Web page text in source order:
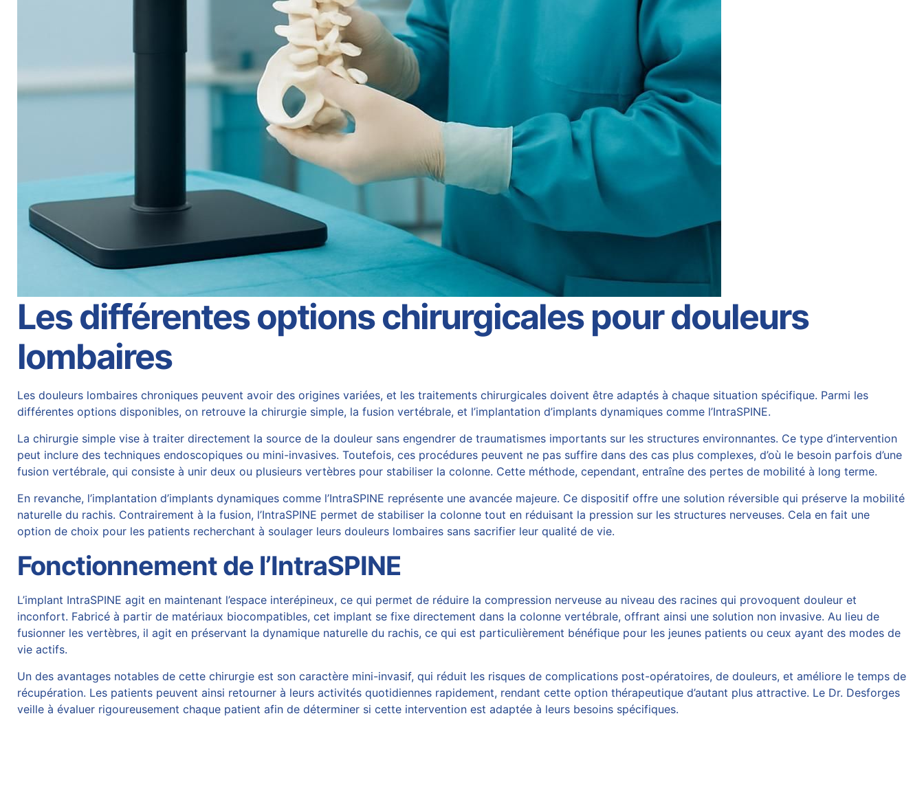
Les différentes options chirurgicales pour douleurs
lombaires
Les douleurs lombaires chroniques peuvent avoir des origines variées, et les traitements chirurgicales doivent être adaptés à chaque situation spécifique. Parmi les
différentes options disponibles, on retrouve lachirurgie simple, la fusion vertébrale, et l’implantation d’implants dynamiques comme l’IntraSPINE.
La chirurgie simple vise à traiter directement la source de la douleur sans engendrer de traumatismes importants sur les structures environnantes. Ce type d’intervention
peut inclure des techniques endoscopiques ou mini-invasives. Toutefois, ces procédures peuvent ne pas suffire dans des cas plus complexes, d’où le besoin parfois d’une
fusion vertébrale, qui consiste à unir deux ou plusieurs vertèbres pour stabiliser la colonne. Cette méthode, cependant, entraîne des pertes de mobilité à long terme.
En revanche, l’implantation d’implants dynamiques comme l’IntraSPINE représente une avancée majeure. Ce dispositif offre une solution réversible qui préserve la mobilité
naturelle du rachis. Contrairement à la fusion, l’IntraSPINE permet de stabiliser la colonne tout en réduisant la pression sur les structures nerveuses. Cela en fait une
option de choix pour les patients recherchant à soulager leurs douleurs lombaires sans sacrifier leur qualité de vie.
Fonctionnement de l’IntraSPINE
L’implant IntraSPINE agit en maintenant l’espace interépineux, ce qui permet de réduire la compression nerveuse au niveau des racines qui provoquent douleur et
inconfort. Fabricé à partir de matériaux biocompatibles, cet implant se fixe directement dans la colonne vertébrale, offrant ainsi une solution non invasive. Au lieu de
fusionner les vertèbres, il agit en préservant la dynamique naturelle du rachis, ce qui est particulièrement bénéfique pour les jeunes patients ou ceux ayant des modes de
vie actifs.
Un des avantages notables de cette chirurgie est son caractère mini-invasif, qui réduit les risques de complications post-opératoires, de douleurs, et améliore le temps de
récupération. Les patients peuvent ainsi retourner à leurs activités quotidiennes rapidement, rendant cette option thérapeutique d’autant plus attractive. Le Dr. Desforges
veille à évaluer rigoureusement chaque patient afin de déterminer si cette intervention est adaptée à leurs besoins spécifiques.